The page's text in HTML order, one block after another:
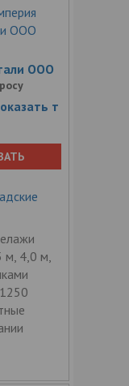
м, 4,0 м,
ООО
т